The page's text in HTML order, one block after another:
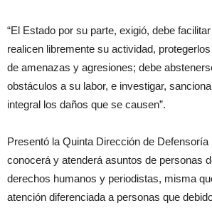
“El Estado por su parte, exigió, debe
realicen libremente su actividad,
de amenazas y agresiones; debe
obstáculos a su labor, e investigar,
integral los daños que se causen”.
Presentó la Quinta Dirección de
conocerá y atenderá asuntos de personas
derechos humanos y periodistas, misma
atención diferenciada a personas que